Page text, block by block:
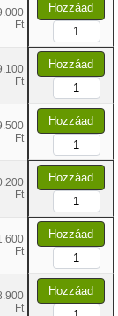
Ft
Hozzáad
Ft
Hozzáad
Ft
Hozzáad
Ft
Hozzáad
Ft
Hozzáad
Ft
Hozzáad